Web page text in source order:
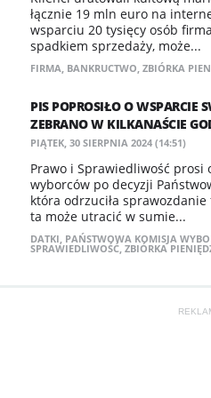
łącznie 19 mln euro na
wsparciu 20 tysięcy osób
spadkiem sprzedaży, może...
FIRMA, BANKRUCTWO, ZBIÓRKA
PIS POPROSIŁO O WSPARCIE
ZEBRANO W KILKANAŚCIE
PIĄTEK, 30 SIERPNIA 2024 (14:51)
Prawo i Sprawiedliwość prosi
wyborców po decyzji
która odrzuciła
ta może utracić w sumie...
DATKI, PAŃSTWOWA KOMISJA
SPRAWIEDLIWOŚĆ, ZBIÓRKA